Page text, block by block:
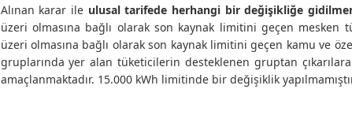
Alınan karar ile ulusal tarifede herhangi bir değişikliğe
üzeri olmasına bağlı olarak son kaynak limitini geçen mesken
üzeri olmasına bağlı olarak son kaynak limitini geçen kamu ve
gruplarında yer alan tüketicilerin desteklenen gruptan
amaçlanmaktadır. 15.000 kWh limitinde bir değişiklik